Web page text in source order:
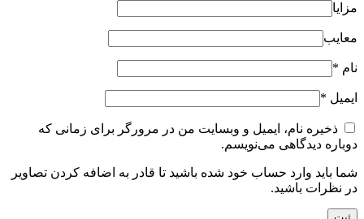
مزایا
معایب
نام *
ایمیل *
ذخیره نام، ایمیل و وبسایت من در مرورگر برای زمانی که
دوباره دیدگاهی می‌نویسم.
شما باید وارد حساب خود شده باشید تا قادر به اضافه کردن تصاویر
در نظرات باشید.